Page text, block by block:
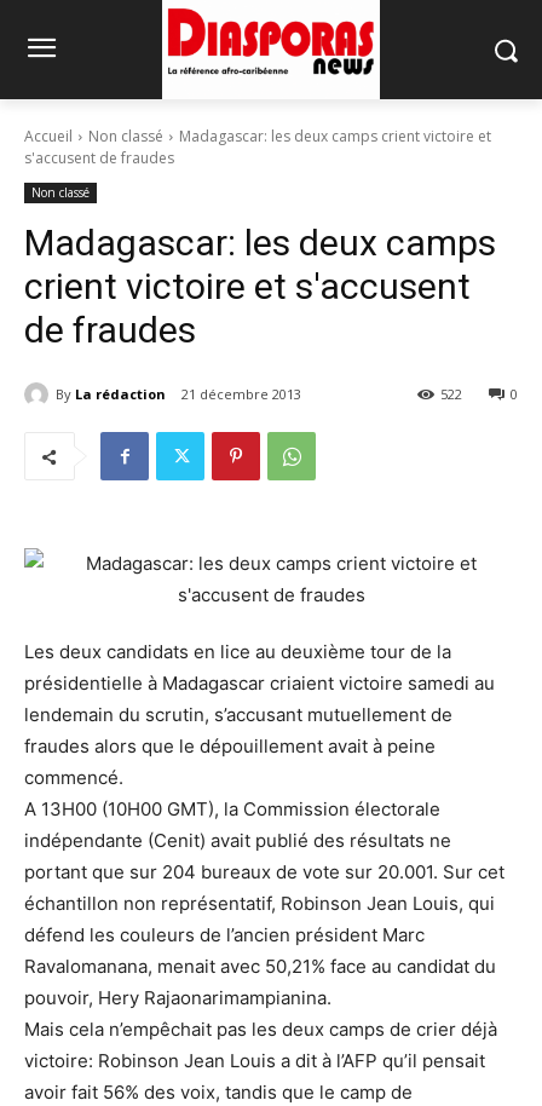
Accueil Non classé
Madagascar: les deux camps crient victoire et
s'accusent de fraudes
Non classé
Madagascar: les deux camps
crient victoire et s'accusent
de fraudes
By La rédaction 21 décembre 2013 0
522
Les deux candidats en lice au deuxième tour de la
présidentielle à Madagascar criaient victoire samedi au
lendemain du scrutin, s’accusant mutuellement de
fraudes alors que le dépouillement avait à peine
commencé.
A 13H00 (10H00 GMT), la Commission électorale
indépendante (Cenit) avait publié des résultats ne
portant que sur 204 bureaux de vote sur 20.001. Sur cet
échantillon non représentatif, Robinson Jean Louis, qui
défend les couleurs de l’ancien président Marc
Ravalomanana, menait avec 50,21% face au candidat du
pouvoir, Hery Rajaonarimampianina.
Mais cela n’empêchait pas les deux camps de crier déjà
victoire: Robinson Jean Louis a dit à l’AFP qu’il pensait
avoir fait 56% des voix, tandis que le camp de